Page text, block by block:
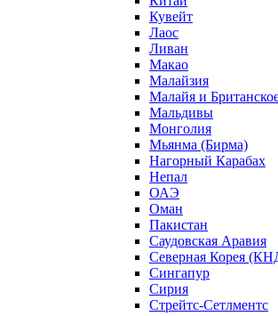
Кувейт
Лаос
Ливан
Макао
Малайзия
Малайя и
Мальдивы
Монголия
Мьянма (Бирма)
Нагорный Карабах
Непал
ОАЭ
Оман
Пакистан
Саудовская Аравия
Северная Корея
Сингапур
Сирия
Стрейтс-Сетлментс